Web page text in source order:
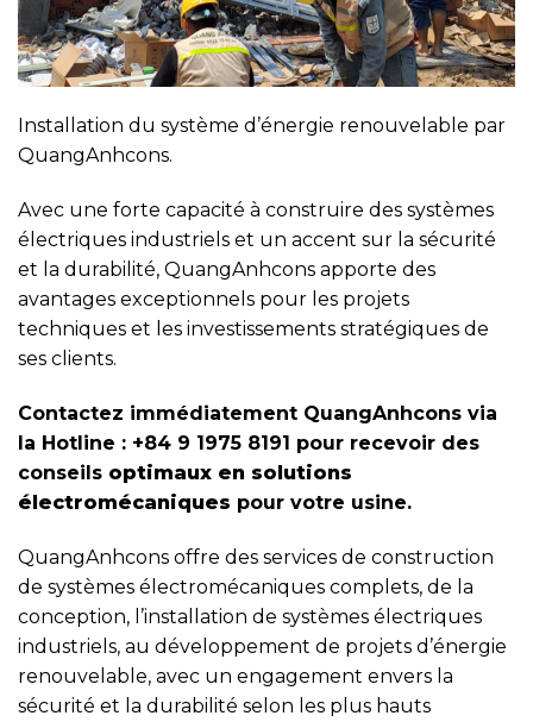
Installation du système d’énergie renouvelable par
QuangAnhcons.
Avec une forte capacité à construire des systèmes
électriques industriels et un accent sur la sécurité
et la durabilité, QuangAnhcons apporte des
avantages exceptionnels pour les projets
techniques et les investissements stratégiques de
ses clients.
Contactez immédiatement QuangAnhcons via
la Hotline : +84 9 1975 8191 pour recevoir des
conseils optimaux en solutions
électromécaniques pour votre usine.
QuangAnhcons offre des services de construction
de systèmes électromécaniques complets, de la
conception, l’installation de systèmes électriques
industriels, au développement de projets d’énergie
renouvelable, avec un engagement envers la
sécurité et la durabilité selon les plus hauts